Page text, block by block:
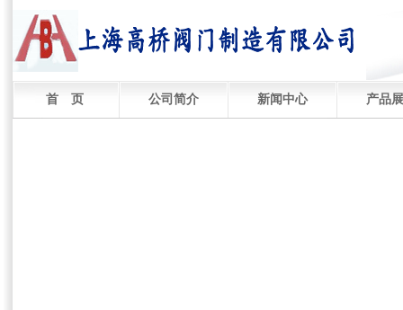
首 页 公司简介 新闻中心 产品